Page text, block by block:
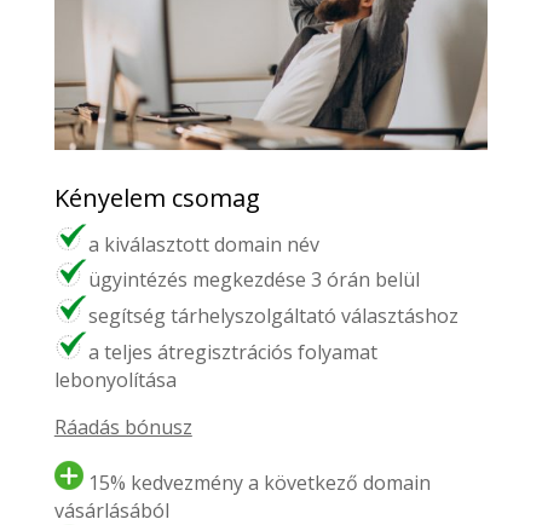
Kényelem csomag
a kiválasztott domain név
ügyintézés megkezdése 3 órán belül
segítség tárhelyszolgáltató választáshoz
a teljes átregisztrációs folyamat
lebonyolítása
Ráadás bónusz
15% kedvezmény a következő domain
vásárlásából